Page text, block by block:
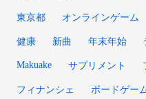
東京都 オンラインゲーム
健康 新曲 年末年始
Makuake サプリメント
フィナンシェ ボードゲー